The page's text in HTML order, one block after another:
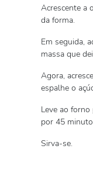
Acrescente a
da forma.
Em seguida,
massa que
Agora,
espalhe o
Leve ao
por 45
Sirva-se.